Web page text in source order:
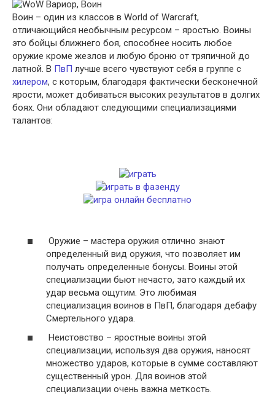
Воин – один из классов в World of Warcraft,
отличающийся необычным ресурсом – яростью. Воины
это бойцы ближнего боя, способнее носить любое
оружие кроме жезлов и любую броню от тряпичной до
латной. В ПвП лучше всего чувствуют себя в группе с
хилером, с которым, благодаря фактически бесконечной
ярости, может добиваться высоких результатов в долгих
боях. Они обладают следующими специализациями
талантов:
Оружие – мастера оружия отлично знают
определенный вид оружия, что позволяет им
получать определенные бонусы. Воины этой
специализации бьют нечасто, зато каждый их
удар весьма ощутим. Это любимая
специализация воинов в ПвП, благодаря дебафу
Смертельного удара.
Неистовство – яростные воины этой
специализации, используя два оружия, наносят
множество ударов, которые в сумме составляют
существенный урон. Для воинов этой
специализации очень важна меткость.